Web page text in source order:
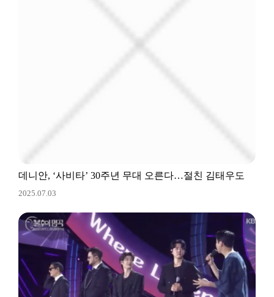
데니안, ‘사비타’ 30주년 무대 오른다…절친 김태우도
지원사격
2025.07.03